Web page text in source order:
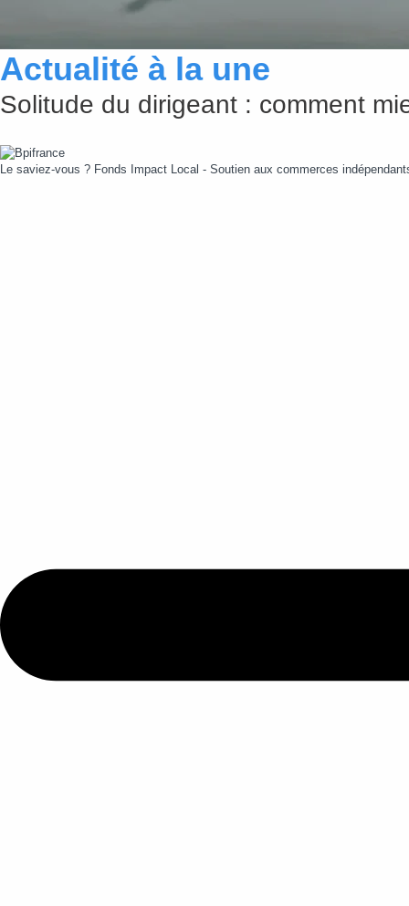
Actualité à la une
Solitude du dirigeant : comment
Le saviez-vous ? Fonds Impact Local - Soutien aux commerces